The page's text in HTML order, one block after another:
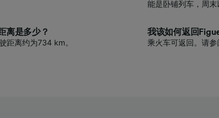
能是卧铺列车，周末
离是多少？
离约为734 km。
我该如何返回
乘火车可返回。请参